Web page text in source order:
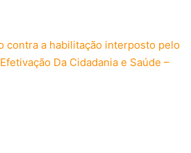
contra a habilitação interposto pelo
Da Cidadania e Saúde –